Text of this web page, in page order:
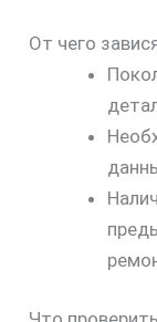
От чего